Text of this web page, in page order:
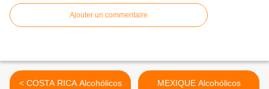
Ajouter un commentaire
< COSTA RICA Alcohólicos
MEXIQUE Alcohólicos